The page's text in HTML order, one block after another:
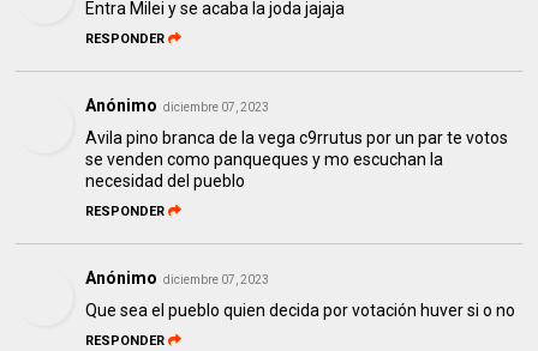
Entra Milei y se acaba la joda jajaja
RESPONDER
Anónimo diciembre 07, 2023
Avila pino branca de la vega c9rrutus por un par te votos
se venden como panqueques y mo escuchan la
necesidad del pueblo
RESPONDER
Anónimo diciembre 07, 2023
Que sea el pueblo quien decida por votación huver si o no
RESPONDER